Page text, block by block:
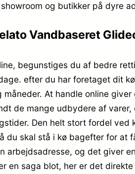
og butikker på dyre
Vandbaseret
begunstiges du af bedre
efter du har foretaget dit
måneder. At handle online
de mange udbydere af
Den helt stort fordel
du skal stå i kø bagefter for
arbejdsadresse, og det giver
en saga blot, her er det